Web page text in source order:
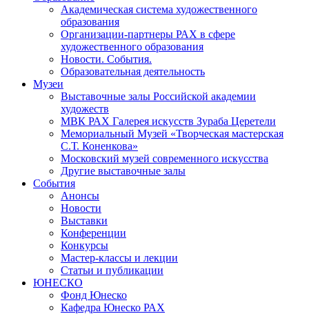
Академическая система художественного
образования
Организации-партнеры РАХ в сфере
художественного образования
Новости. События.
Образовательная деятельность
Музеи
Выставочные залы Российской академии
художеств
МВК РАХ Галерея искусств Зураба Церетели
Мемориальный Музей «Творческая мастерская
С.Т. Коненкова»
Московский музей современного искусства
Другие выставочные залы
События
Анонсы
Новости
Выставки
Конференции
Конкурсы
Мастер-классы и лекции
Статьи и публикации
ЮНЕСКО
Фонд Юнеско
Кафедра Юнеско РАХ